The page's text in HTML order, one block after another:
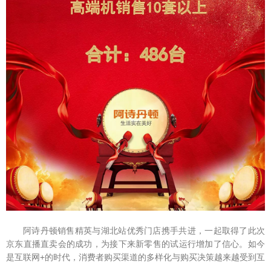
阿诗丹顿销售精英与湖北站优秀门店携手共进，一起取得了此次
京东直播直卖会的成功，为接下来新零售的试运行增加了信心。如今
是互联网+的时代，消费者购买渠道的多样化与购买决策越来越受到互